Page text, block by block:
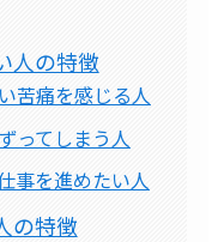
人の特徴
苦痛を感じる人
ってしまう人
事を進めたい人
の特徴